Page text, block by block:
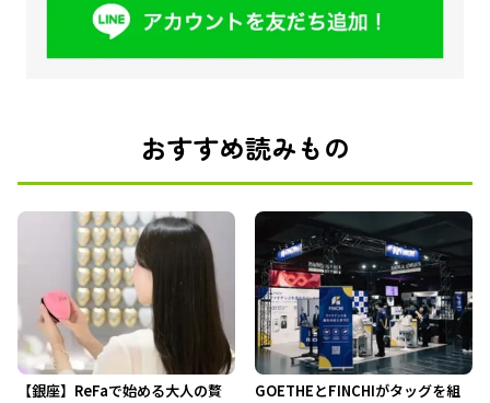
おすすめ読みもの
【銀座】ReFaで始める大人の贅
GOETHEとFINCHIがタッグを組